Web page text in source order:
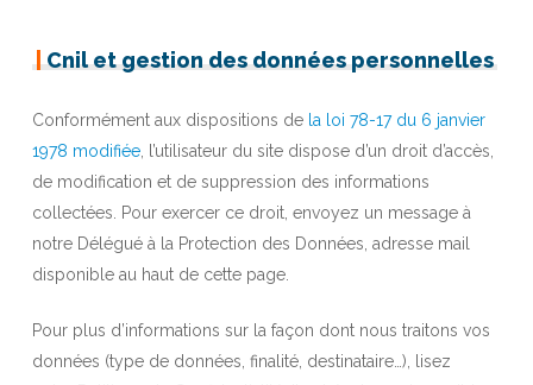
Cnil et gestion des données personnelles
Conformément aux dispositions de la loi 78-17 du 6 janvier
1978 modifiée, l’utilisateur du site dispose d’un droit d’accès,
de modification et de suppression des informations
collectées. Pour exercer ce droit, envoyez un message à
notre Délégué à la Protection des Données, adresse mail
disponible au haut de cette page.
Pour plus d’informations sur la façon dont nous traitons vos
données (type de données, finalité, destinataire…), lisez